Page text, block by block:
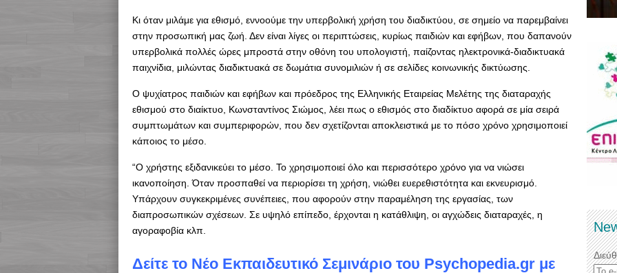
Κι όταν μιλάμε για εθισμό, εννοούμε την υπερβολική χρήση του διαδικτύου, σε σημείο να παρεμβαίνει
στην προσωπική μας ζωή. Δεν είναι λίγες οι περιπτώσεις, κυρίως παιδιών και εφήβων, που δαπανούν
υπερβολικά πολλές ώρες μπροστά στην οθόνη του υπολογιστή, παίζοντας ηλεκτρονικά-διαδικτυακά
παιχνίδια, μιλώντας διαδικτυακά σε δωμάτια συνομιλιών ή σε σελίδες κοινωνικής δικτύωσης.
Ο ψυχίατρος παιδιών και εφήβων και πρόεδρος της Ελληνικής Εταιρείας Μελέτης της διαταραχής
εθισμού στο διαίκτυο, Κωνσταντίνος Σιώμος, λέει πως ο εθισμός στο διαδίκτυο αφορά σε μία σειρά
συμπτωμάτων και συμπεριφορών, που δεν σχετίζονται αποκλειστικά με το πόσο χρόνο χρησιμοποιεί
κάποιος το μέσο.
“Ο χρήστης εξιδανικεύει το μέσο. Το χρησιμοποιεί όλο και περισσότερο χρόνο για να νιώσει
ικανοποίηση. Όταν προσπαθεί να περιορίσει τη χρήση, νιώθει ευερεθιστότητα και εκνευρισμό.
Υπάρχουν συγκεκριμένες συνέπειες, που αφορούν στην παραμέληση της εργασίας, των
διαπροσωπικών σχέσεων. Σε υψηλό επίπεδο, έρχονται η κατάθλιψη, οι αγχώδεις διαταραχές, η
αγοραφοβία κλπ.
Δείτε το Νέο Εκπαιδευτικό Σεμινάριο του Psychopedia.gr με